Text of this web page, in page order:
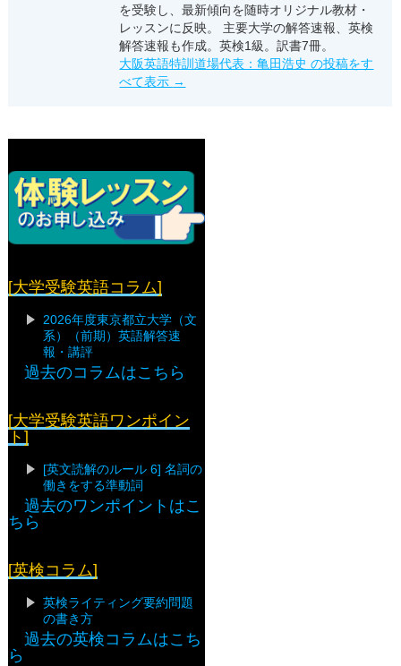
を受験し、最新傾向を随時オリジナル教材・
レッスンに反映。 主要大学の解答速報、英検
解答速報も作成。英検1級。訳書7冊。
大阪英語特訓道場代表：亀田浩史 の投稿をす
べて表示 →
[大学受験英語コラム]
2026年度東京都立大学（文
系）（前期）英語解答速
報・講評
過去のコラムはこちら
[大学受験英語ワンポイン
ト]
[英文読解のルール 6] 名詞の
働きをする準動詞
過去のワンポイントはこ
ちら
[英検コラム]
英検ライティング要約問題
の書き方
過去の英検コラムはこち
ら